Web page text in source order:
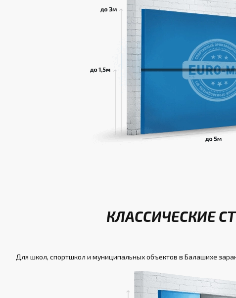
КЛАССИЧЕСКИЕ
Для школ, спортшкол и муниципальных объектов в Балашихе